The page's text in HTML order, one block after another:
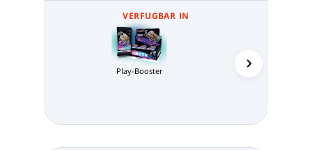
VERFUGBAR IN
Play-Booster